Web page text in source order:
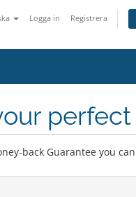
Logga in Registrera
back Guarantee you